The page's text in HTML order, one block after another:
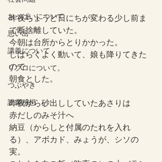
おっぱいについて
思い出
講義について
リプロについて。
つぶやき
読書感想
昨夜ちょうど日にちが変わる少し前ま
で断捨離していた。
今朝は台所からとりかかった。
しばらくよく動いて、娘も降りてきた
ので
朝食とした。
昨夜から砂出ししていたあさりは
赤だしのみそ汁へ
納豆（からしと付属のたれを入れ
る）、アボカド、みょうが、シソの
実。